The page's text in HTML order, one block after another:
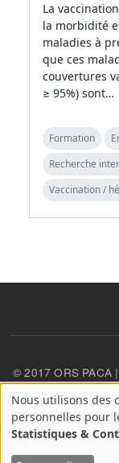
La
la morbidité
maladies à
que ces
couvertures
≥ 95%) sont…
Formation
Recherche
Vaccination /
© 2017 ORS PACA |
confidentialité
User account
Se connecter
A
propos
Nous utilisons des
personnelles pour
Statistiques &